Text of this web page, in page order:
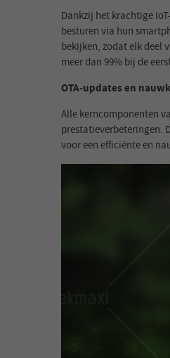
Dankzij het krachtige
besturen via hun
bekijken, zodat elk deel
meer dan 99% bij de
OTA-updates en
Alle kerncomponenten
prestatieverbeteringen.
voor een efficiënte en